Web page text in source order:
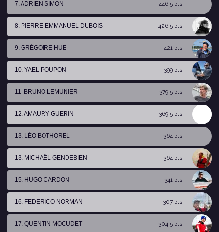
7. ADRIEN SIMON 446,5 pts
8. PIERRE-EMMANUEL DUBOIS 426,5 pts
9. GRÉGOIRE HUE 421 pts
10. YAEL POUPON 399 pts
11. BRUNO LEMUNIER 379,5 pts
12. AMAURY GUERIN 369,5 pts
13. LÉO BOTHOREL 364 pts
13. MICHAËL GENDEBIEN 364 pts
15. HUGO CARDON 341 pts
16. FEDERICO NORMAN 307 pts
17. QUENTIN MOCUDET 304,5 pts